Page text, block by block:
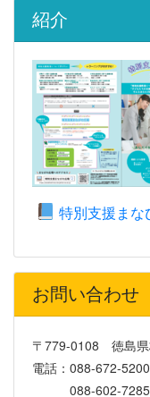
紹介
特別支援まな
お問い合わせ
〒779-0108 徳島県
電話：088-672-5200
088-602-7285